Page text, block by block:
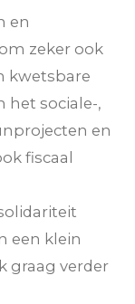
en
zeker ook
kwetsbare
het sociale-,
en
fiscaal
een klein
graag verder